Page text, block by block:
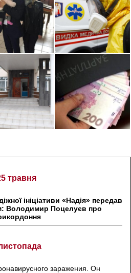
травня
ініціативи «Надія» передав
Володимир Поцелуєв про
заражения. Он